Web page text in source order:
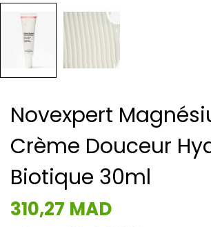
Novexpert
Crème Douceur
Biotique 30ml
310,27 MAD